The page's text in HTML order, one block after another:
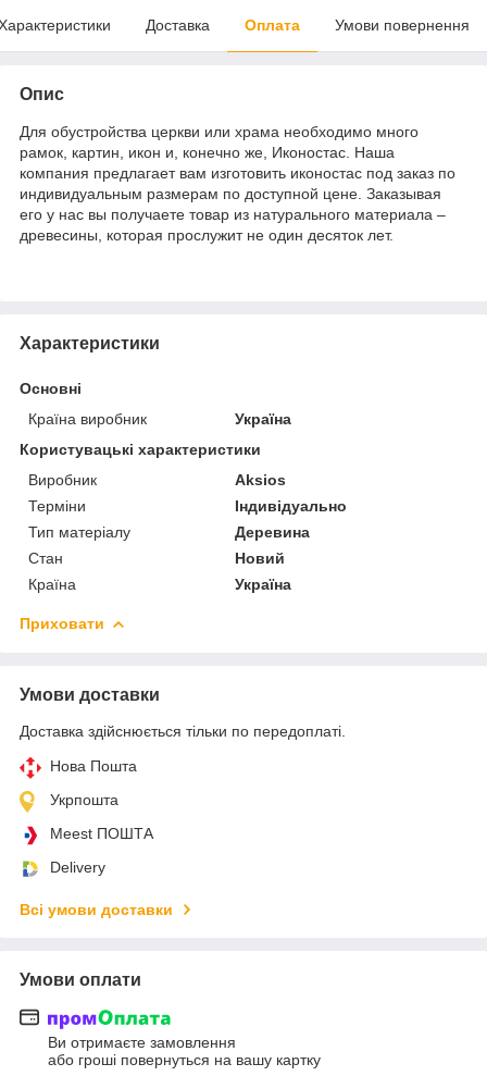
Доставка Оплата Умови повернення
Опис
Для обустройства церкви или храма необходимо много
рамок, картин, икон и, конечно же, Иконостас. Наша
компания предлагает вам изготовить иконостас под заказ по
индивидуальным размерам по доступной цене. Заказывая
его у нас вы получаете товар из натурального материала –
древесины, которая прослужит не один десяток лет.
Характеристики
Основні
Країна виробник
Україна
Користувацькi характеристики
Виробник
Aksios
Терміни
Індивідуально
Тип матеріалу
Деревина
Стан
Новий
Країна
Україна
Приховати
Умови доставки
Доставка здійснюється тільки по передоплаті.
Нова Пошта
Укрпошта
Meest ПОШТА
Delivery
Всі умови доставки
Умови оплати
Ви отримаєте замовлення
або гроші повернуться на вашу картку